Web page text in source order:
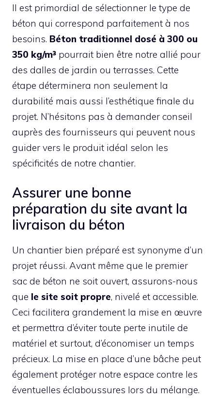
Il est primordial de sélectionner le type de
béton qui correspond parfaitement à nos
besoins. Béton traditionnel dosé à 300 ou
350 kg/m³ pourrait bien être notre allié pour
des dalles de jardin ou terrasses. Cette
étape déterminera non seulement la
durabilité mais aussi l’esthétique finale du
projet. N’hésitons pas à demander conseil
auprès des fournisseurs qui peuvent nous
guider vers le produit idéal selon les
spécificités de notre chantier.
Assurer une bonne
préparation du site avant la
livraison du béton
Un chantier bien préparé est synonyme d’un
projet réussi. Avant même que le premier
sac de béton ne soit ouvert, assurons-nous
que le site soit propre, nivelé et accessible.
Ceci facilitera grandement la mise en œuvre
et permettra d’éviter toute perte inutile de
matériel et surtout, d’économiser un temps
précieux. La mise en place d’une bâche peut
également protéger notre espace contre les
éventuelles éclaboussures lors du mélange.